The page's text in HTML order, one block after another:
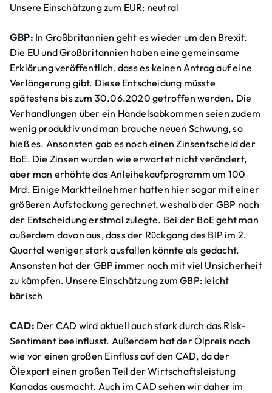
Unsere Einschätzung zum EUR: neutral
GBP: In Großbritannien geht es wieder um den Brexit.
Die EU und Großbritannien haben eine gemeinsame
Erklärung veröffentlich, dass es keinen Antrag auf eine
Verlängerung gibt. Diese Entscheidung müsste
spätestens bis zum 30.06.2020 getroffen werden. Die
Verhandlungen über ein Handelsabkommen seien zudem
wenig produktiv und man brauche neuen Schwung, so
hieß es. Ansonsten gab es noch einen Zinsentscheid der
BoE. Die Zinsen wurden wie erwartet nicht verändert,
aber man erhöhte das Anleihekaufprogramm um 100
Mrd. Einige Marktteilnehmer hatten hier sogar mit einer
größeren Aufstockung gerechnet, weshalb der GBP nach
der Entscheidung erstmal zulegte. Bei der BoE geht man
außerdem davon aus, dass der Rückgang des BIP im 2.
Quartal weniger stark ausfallen könnte als gedacht.
Ansonsten hat der GBP immer noch mit viel Unsicherheit
zu kämpfen. Unsere Einschätzung zum GBP: leicht
bärisch
CAD: Der CAD wird aktuell auch stark durch das Risk-
Sentiment beeinflusst. Außerdem hat der Ölpreis nach
wie vor einen großen Einfluss auf den CAD, da der
Ölexport einen großen Teil der Wirtschaftsleistung
Kanadas ausmacht. Auch im CAD sehen wir daher im